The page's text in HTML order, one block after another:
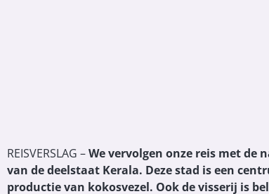
REISVERSLAG –We vervolgen onze reis met
van de deelstaat Kerala. Deze stad is een
productie van kokosvezel. Ook de visserij is